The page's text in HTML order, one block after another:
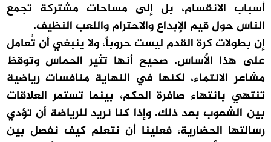
أسباب الانقسام، بل إلى مساحات مشتركة تجمع
الناس حول قيم الإبداع والاحترام واللعب النظيف.
إن بطولات كرة القدم ليست حروباً، ولا ينبغي أن تُعامل
على هذا الأساس. صحيح أنها تثير الحماس وتوقظ
مشاعر الانتماء، لكنها في النهاية منافسات رياضية
تنتهي بانتهاء صافرة الحكم، بينما تستمر العلاقات
بين الشعوب بعد ذلك. وإذا كنا نريد للرياضة أن تؤدي
رسالتها الحضارية، فعلينا أن نتعلم كيف نفصل بين